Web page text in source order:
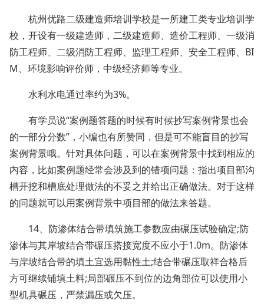
杭州优路二级建造师培训学校是一所建工类专业培训学
校，开设有一级建造师，二级建造师、造价工程师、一级消
防工程师、二级消防工程师、监理工程师、安全工程师、BI
M、环境影响评价师，中级经济师等专业。
水利水电通过率约为3%。
有学员说“案例题答题的时候有时候抄写案例背景也会
的一部分分数”，小编也有所赞同，但是可不能盲目的抄写
案例背景哦。针对具体问题，可以在案例背景中找到相应的
内容，比如案例题经常会涉及到的错项问题：指出项目部沟
槽开挖和槽底处理做法的不妥之并给出正确做法。对于这样
的问题就可以用案例背景中项目部的做法来答题。
14、防渗体结合带填筑施工参数应由碾压试验确定;防
渗体与其岸坡结合带碾压搭接宽度不应小于1.0m。防渗体
与岸坡结合带的填土宜选用黏性土;结合带碾压取祥合格后
方可继续铺填土料;局部碾压不到位的边角部位可以使用小
型机具碾压，严禁漏压或欠压。